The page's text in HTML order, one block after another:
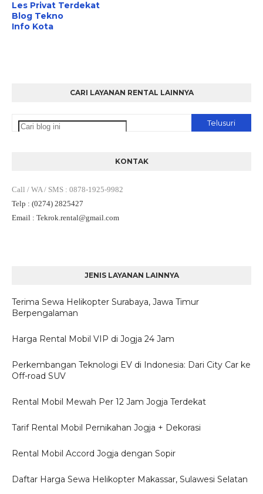
Les Privat Terdekat
Blog Tekno
Info Kota
CARI LAYANAN RENTAL LAINNYA
KONTAK
Call / WA / SMS : 0878-1925-9982
Telp : (0274) 2825427
Email : Tekrok.rental@gmail.com
JENIS LAYANAN LAINNYA
Terima Sewa Helikopter Surabaya, Jawa Timur
Berpengalaman
Harga Rental Mobil VIP di Jogja 24 Jam
Perkembangan Teknologi EV di Indonesia: Dari City Car ke
Off-road SUV
Rental Mobil Mewah Per 12 Jam Jogja Terdekat
Tarif Rental Mobil Pernikahan Jogja + Dekorasi
Rental Mobil Accord Jogja dengan Sopir
Daftar Harga Sewa Helikopter Makassar, Sulawesi Selatan